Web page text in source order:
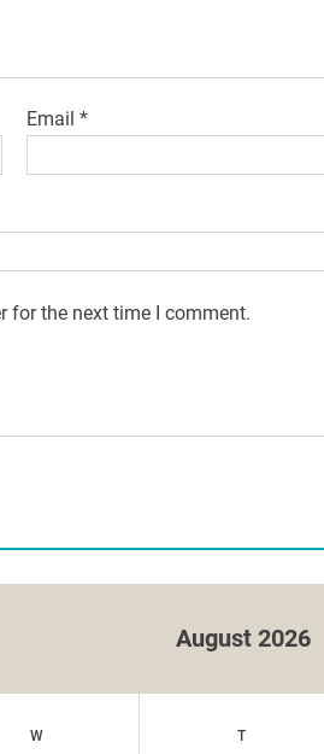
Email*
for the next time I comment.
August 2026
W T